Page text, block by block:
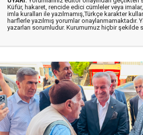
Küfür, hakaret, rencide edici cümleler veya imalar,
imla kuralları ile yazılmamış,Türkçe karakter
harflerle yazılmış yorumlar onaylanmamaktadır.
yazarları sorumludur. Kurumumuz hiçbir şekilde